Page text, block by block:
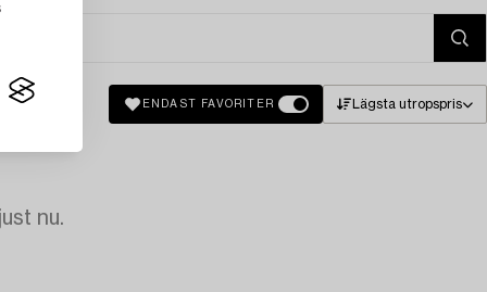
ENDAST FAVORITER Lägsta utropspris
nu.